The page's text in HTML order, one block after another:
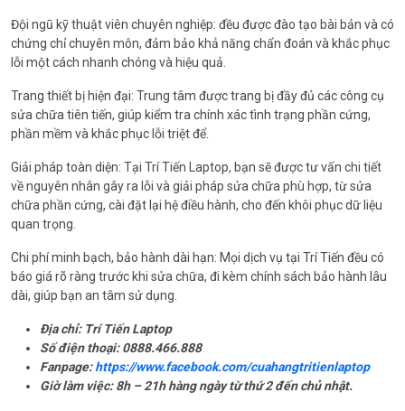
Đội ngũ kỹ thuật viên chuyên nghiệp: đều được đào tạo bài bản và có
chứng chỉ chuyên môn, đảm bảo khả năng chẩn đoán và khắc phục
lỗi một cách nhanh chóng và hiệu quả.
Trang thiết bị hiện đại: Trung tâm được trang bị đầy đủ các công cụ
sửa chữa tiên tiến, giúp kiểm tra chính xác tình trạng phần cứng,
phần mềm và khắc phục lỗi triệt để.
Giải pháp toàn diện: Tại Trí Tiến Laptop, bạn sẽ được tư vấn chi tiết
về nguyên nhân gây ra lỗi và giải pháp sửa chữa phù hợp, từ sửa
chữa phần cứng, cài đặt lại hệ điều hành, cho đến khôi phục dữ liệu
quan trọng.
Chi phí minh bạch, bảo hành dài hạn: Mọi dịch vụ tại Trí Tiến đều có
báo giá rõ ràng trước khi sửa chữa, đi kèm chính sách bảo hành lâu
dài, giúp bạn an tâm sử dụng.
Địa chỉ: Trí Tiến Laptop
Số điện thoại: 0888.466.888
Fanpage:https://www.facebook.com/cuahangtritienlaptop
Giờ làm việc: 8h – 21h hàng ngày từ thứ 2 đến chủ nhật.